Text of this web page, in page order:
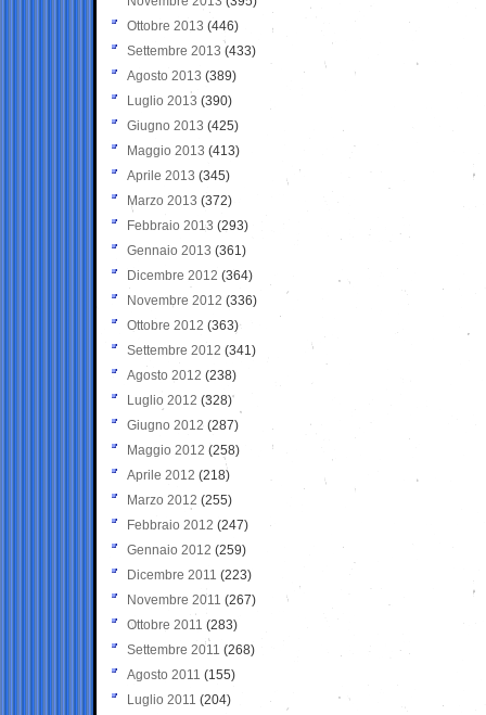
Ottobre 2013 (446)
Settembre 2013 (433)
Agosto 2013 (389)
Luglio 2013 (390)
Giugno 2013 (425)
Maggio 2013 (413)
Aprile 2013 (345)
Marzo 2013 (372)
Febbraio 2013 (293)
Gennaio 2013 (361)
Dicembre 2012 (364)
Novembre 2012 (336)
Ottobre 2012 (363)
Settembre 2012 (341)
Agosto 2012 (238)
Luglio 2012 (328)
Giugno 2012 (287)
Maggio 2012 (258)
Aprile 2012 (218)
Marzo 2012 (255)
Febbraio 2012 (247)
Gennaio 2012 (259)
Dicembre 2011 (223)
Novembre 2011 (267)
Ottobre 2011 (283)
Settembre 2011 (268)
Agosto 2011 (155)
Luglio 2011 (204)